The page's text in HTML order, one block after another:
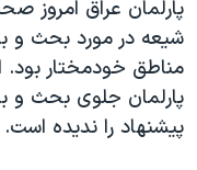
جهش
به
جستجو
گزیده‌ها
ویژه برنامه‌ها
ویدیوها
عملیات خشم حماسی
۲۵۰سالگی آمریکا
بایگانی برنامه‌های
پخش رادیویی
یادگیری زبان انگلیسی
پارلمان عراق امروز
شيعه در مورد بحث و
مناطق خودمختار
پارلمان جلوی بحث و
پيشنهاد را نديده است.